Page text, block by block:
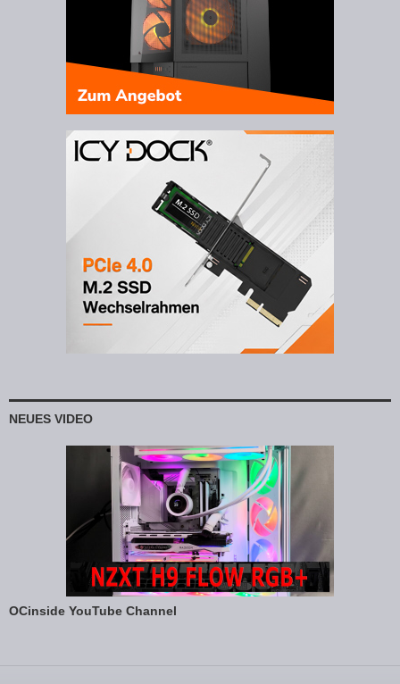
NEUES VIDEO
OCinside YouTube Channel